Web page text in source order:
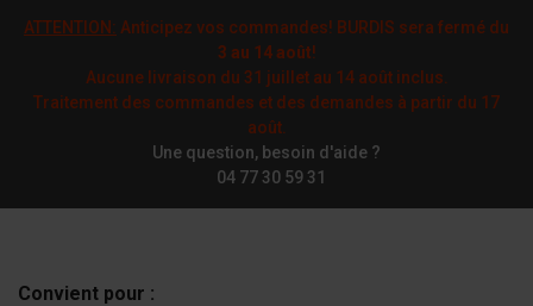
ATTENTION: Anticipez vos commandes! BURDIS sera fermé du
3 au 14 août!
Aucune livraison du 31 juillet au 14 août inclus.
Traitement des commandes et des demandes à partir du 17
août.
Une question, besoin d'aide ?
04 77 30 59 31
Convient pour :